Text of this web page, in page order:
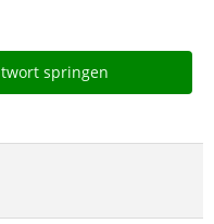
springen